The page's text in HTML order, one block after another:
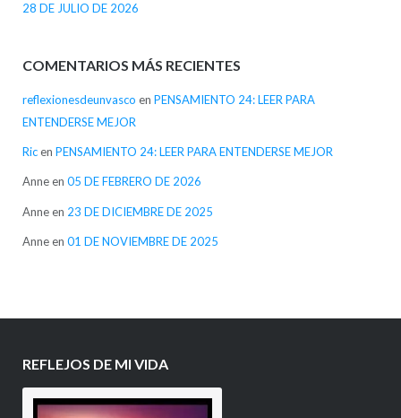
28 DE JULIO DE 2026
COMENTARIOS MÁS RECIENTES
reflexionesdeunvasco en PENSAMIENTO 24: LEER PARA
ENTENDERSE MEJOR
Ricen PENSAMIENTO 24: LEER PARA ENTENDERSE MEJOR
Anneen 05 DE FEBRERO DE 2026
Anneen 23 DE DICIEMBRE DE 2025
Anneen 01 DE NOVIEMBRE DE 2025
REFLEJOS DE MI VIDA